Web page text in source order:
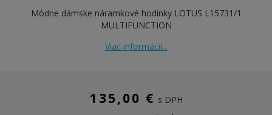
Módne dámske náramkové hodinky LOTUS L15731/1
MULTIFUNCTION
Viac informácií...
135,00 € s DPH